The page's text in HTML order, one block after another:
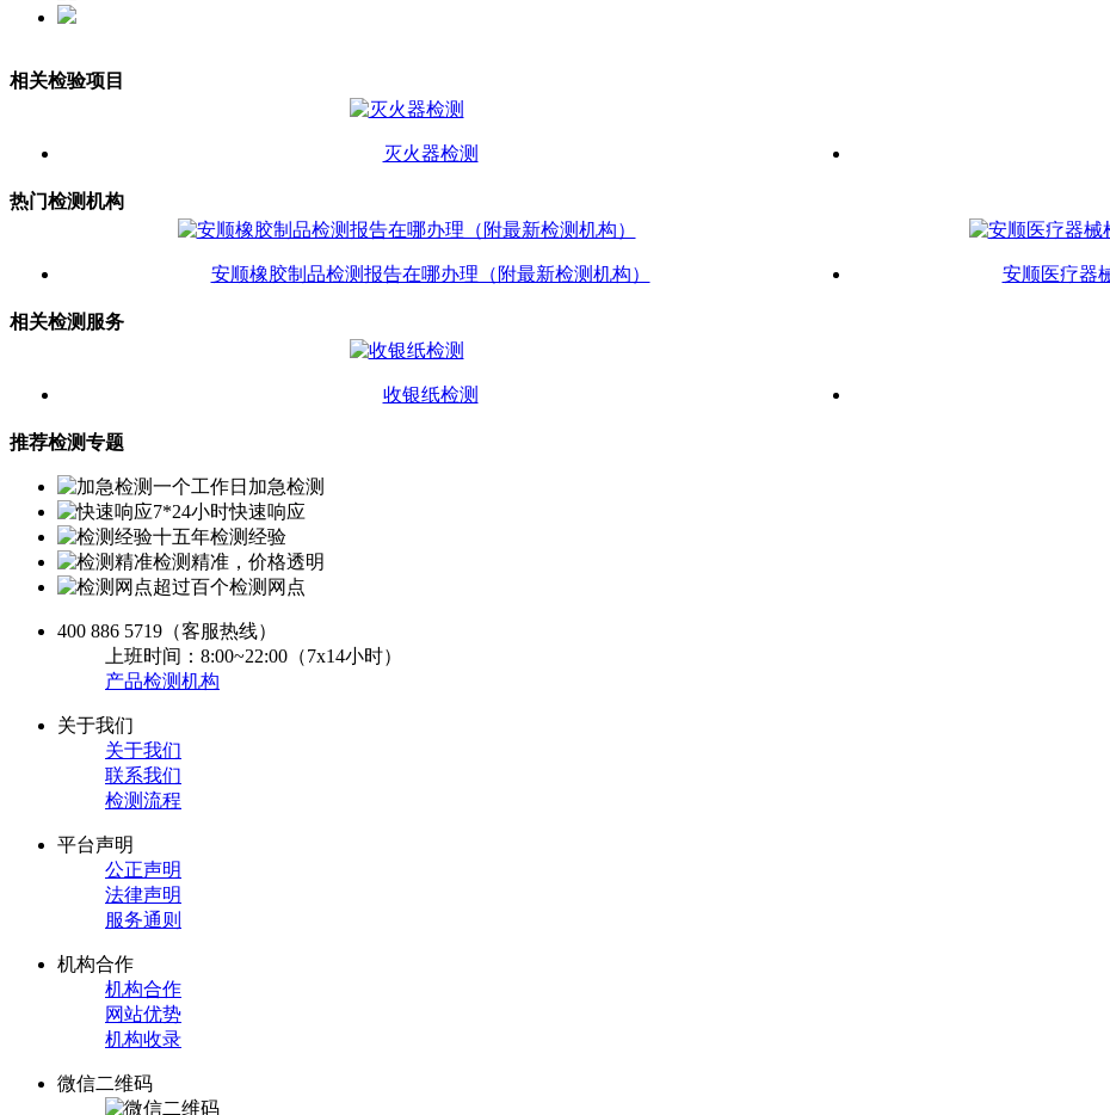
相关检验项目
灭火器检测
热门检测机构
安顺橡胶制品检测报告在哪办理（附最新检测机构） 安顺医疗器
相关检测服务
收银纸检测
推荐检测专题
一个工作日加急检测
7*24小时快速响应
十五年检测经验
检测精准，价格透明
超过百个检测网点
400 886 5719 （客服热线）
上班时间：8:00~22:00（7x14小时）
产品检测机构
关于我们
关于我们
联系我们
检测流程
平台声明
公正声明
法律声明
服务通则
机构合作
机构合作
网站优势
机构收录
微信二维码